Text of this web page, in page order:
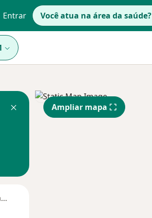
Entrar Você atua na área da saúde?
Segunda-feira
Ampliar mapa